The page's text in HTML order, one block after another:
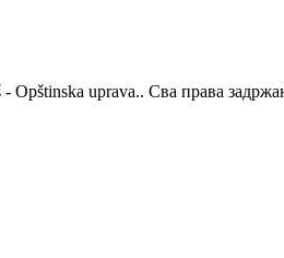
Opštinska uprava.. Сва права